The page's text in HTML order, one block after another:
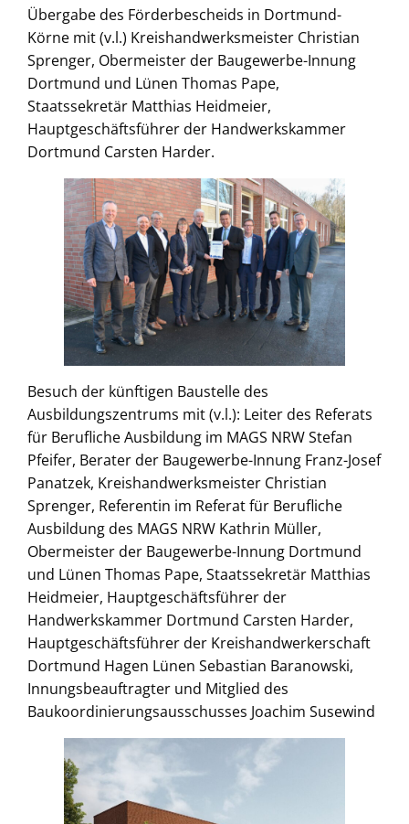
Übergabe des Förderbescheids in Dortmund-
Körne mit (v.l.) Kreishandwerksmeister Christian
Sprenger, Obermeister der Baugewerbe-Innung
Dortmund und Lünen Thomas Pape,
Staatssekretär Matthias Heidmeier,
Hauptgeschäftsführer der Handwerkskammer
Dortmund Carsten Harder.
Besuch der künftigen Baustelle des
Ausbildungszentrums mit (v.l.): Leiter des Referats
für Berufliche Ausbildung im MAGS NRW Stefan
Pfeifer, Berater der Baugewerbe-Innung Franz-Josef
Panatzek, Kreishandwerksmeister Christian
Sprenger, Referentin im Referat für Berufliche
Ausbildung des MAGS NRW Kathrin Müller,
Obermeister der Baugewerbe-Innung Dortmund
und Lünen Thomas Pape, Staatssekretär Matthias
Heidmeier, Hauptgeschäftsführer der
Handwerkskammer Dortmund Carsten Harder,
Hauptgeschäftsführer der Kreishandwerkerschaft
Dortmund Hagen Lünen Sebastian Baranowski,
Innungsbeauftragter und Mitglied des
Baukoordinierungsausschusses Joachim Susewind